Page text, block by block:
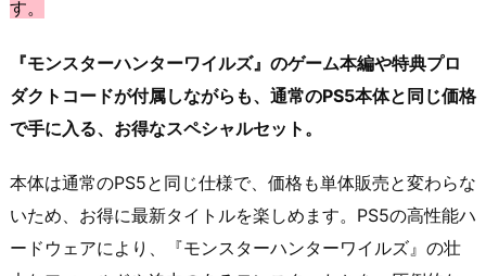
す。
『モンスターハンターワイルズ』のゲーム本編や特典プロ
ダクトコードが付属しながらも、通常のPS5本体と同じ価格
で手に入る、お得なスペシャルセット。
本体は通常のPS5と同じ仕様で、価格も単体販売と変わらな
いため、お得に最新タイトルを楽しめます。PS5の高性能ハ
ードウェアにより、『モンスターハンターワイルズ』の壮